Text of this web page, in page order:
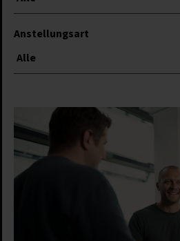
Anstellungsart